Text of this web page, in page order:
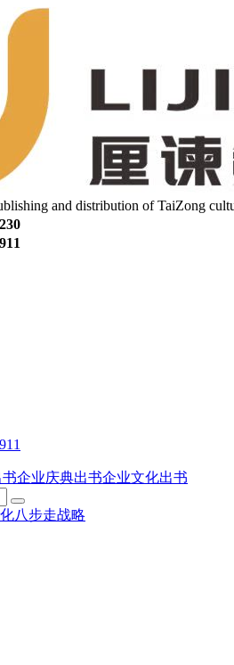
and distribution of TaiZong
企业庆典出书企业文化出书
八步走战略